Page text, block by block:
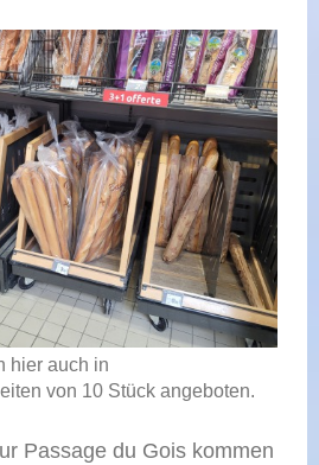
hier auch in
von 10 Stück angeboten.
Passage du Gois kommen